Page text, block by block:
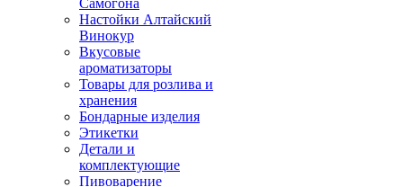
Самогона
Настойки Алтайский
Винокур
Вкусовые
ароматизаторы
Товары для розлива и
хранения
Бондарные изделия
Этикетки
Детали и
комплектующие
Пивоварение